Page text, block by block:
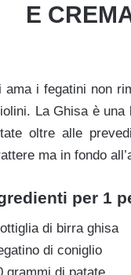
E
ama i fegatini non
La Ghisa è
oltre alle
ma in fondo
per 1
di birra ghisa
di coniglio